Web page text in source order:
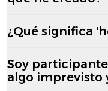
¿Qué significa
Soy
algo imprevisto